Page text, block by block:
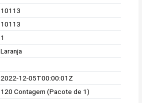
10113
10113
1
Laranja
2022-12-05T00:00:01Z
120 Contagem (Pacote de 1)